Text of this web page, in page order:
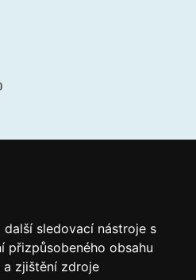
sledovací nástroje s
přizpůsobeného obsahu
a zjištění zdroje